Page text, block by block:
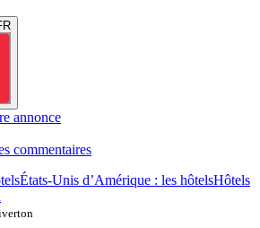
annonce
commentaires
États-Unis d’Amérique : les hôtelsHôtels